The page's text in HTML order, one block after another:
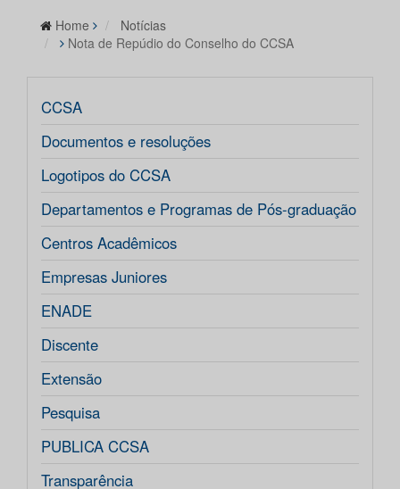
Home
Notícias
Nota de Repúdio do Conselho do CCSA
CCSA
Documentos e resoluções
Logotipos do CCSA
Departamentos e Programas de Pós-graduação
Centros Acadêmicos
Empresas Juniores
ENADE
Discente
Extensão
Pesquisa
PUBLICA CCSA
Transparência